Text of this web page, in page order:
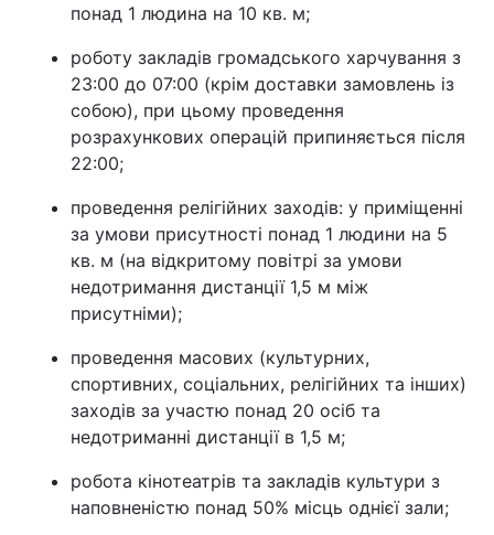
понад 1 людина на 10 кв. м;
роботу закладів громадського харчування з
23:00 до 07:00 (крім доставки замовлень із
собою), при цьому проведення
розрахункових операцій припиняється після
22:00;
проведення релігійних заходів: у приміщенні
за умови присутності понад 1 людини на 5
кв. м (на відкритому повітрі за умови
недотримання дистанції 1,5 м між
присутніми);
проведення масових (культурних,
спортивних, соціальних, релігійних та інших)
заходів за участю понад 20 осіб та
недотриманні дистанції в 1,5 м;
робота кінотеатрів та закладів культури з
наповненістю понад 50% місць однієї зали;